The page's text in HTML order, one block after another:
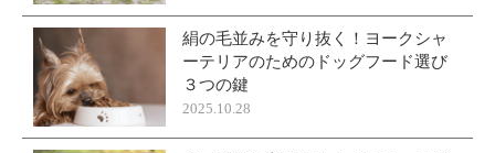
絹の毛並みを守り抜く！ヨークシャ
ーテリアのためのドッグフード選び
３つの鍵
2025.10.28